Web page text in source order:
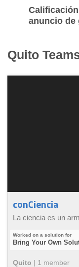
anuncio de
Quito
conCiencia
La ciencia es un
Bring Your Own
Quito | 1 member